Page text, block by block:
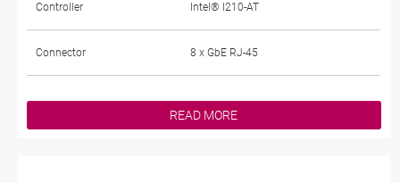
Controller Intel® I210-AT
Connector 8 x GbE RJ-45
READ MORE